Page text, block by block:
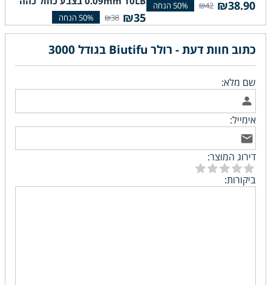
כתוב חוות דעת - רולר Biutifu בגודל 3000
שם מלא:
אימייל:
דירוג המוצר:
ביקורות:
₪38.90
₪42
₪35
₪38